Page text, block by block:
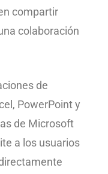
compartir
colaboración
de
PowerPoint y
de Microsoft
a los usuarios